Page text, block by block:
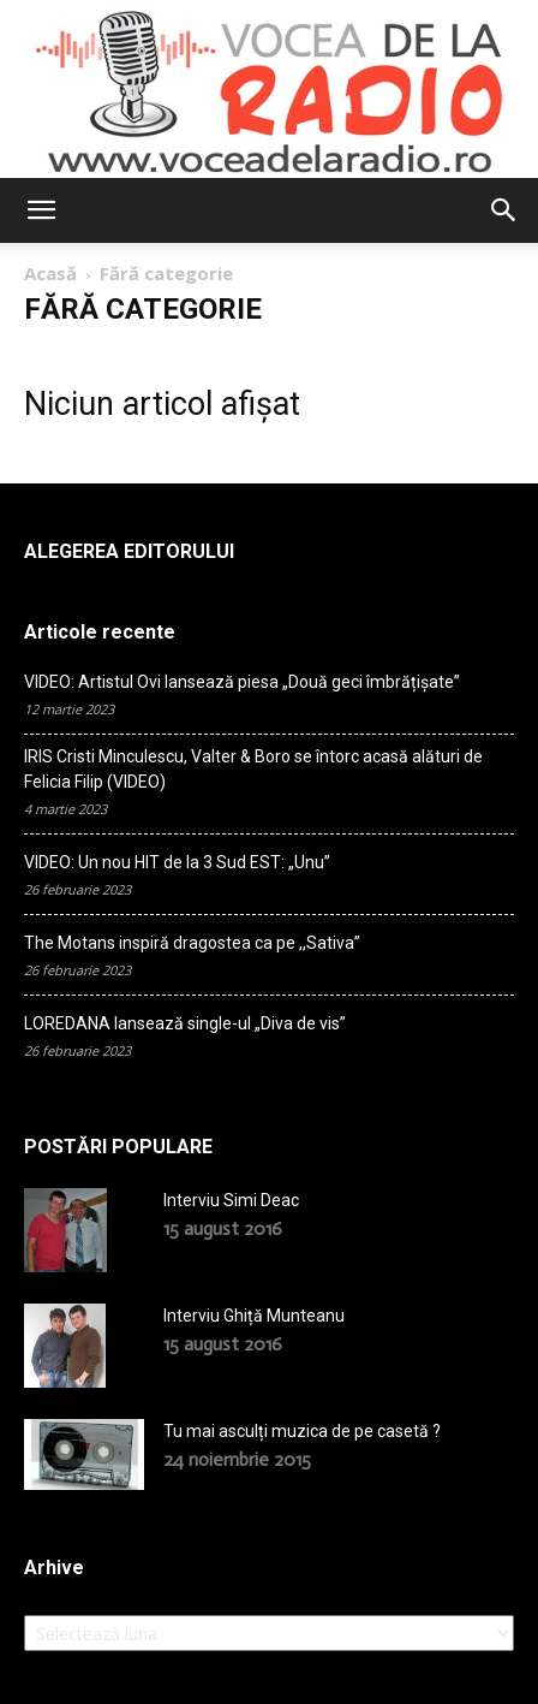
Acasă Fără categorie
FĂRĂ CATEGORIE
Niciun articol afișat
ALEGEREA EDITORULUI
Articole recente
VIDEO: Artistul Ovi lansează piesa „Două geci îmbrățișate”
12 martie 2023
IRIS Cristi Minculescu, Valter & Boro se întorc acasă alături de
Felicia Filip (VIDEO)
4 martie 2023
VIDEO: Un nou HIT de la 3 Sud EST: „Unu”
26 februarie 2023
The Motans inspiră dragostea ca pe ,,Sativa”
26 februarie 2023
LOREDANA lansează single-ul „Diva de vis”
26 februarie 2023
POSTĂRI POPULARE
Interviu Simi Deac
15 august 2016
Interviu Ghiță Munteanu
15 august 2016
Tu mai asculți muzica de pe casetă ?
24 noiembrie 2015
Arhive
Arhive